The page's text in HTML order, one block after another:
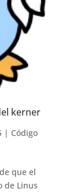
kerner
| Código
que el
de Linus